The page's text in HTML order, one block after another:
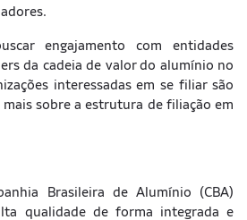
engajamento com entidades
da cadeia de valor do alumínio no
interessadas em se filiar são
sobre a estrutura de filiação em
Brasileira de Alumínio (CBA)
qualidade de forma integrada e